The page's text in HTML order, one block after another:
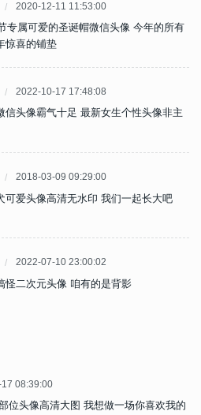
2020-12-11 11:53:00
专属可爱的圣诞帽微信头像 今年的所有
惊喜的铺垫
2022-10-17 17:48:08
信头像霸气十足 最新女生个性头像非主
2018-03-09 09:29:00
可爱头像高清无水印 我们一起长大吧
2022-07-10 23:00:02
怪二次元头像 咱有的是背影
08:39:00
位头像高清大图 我想做一场你喜欢我的